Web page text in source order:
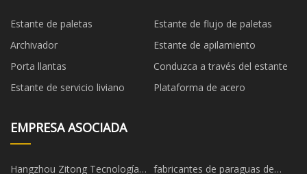
Estante de paletas
Estante de flujo de paletas
Archivador
Estante de apilamiento
Porta llantas
Conduzca a través del estante
Estante de servicio liviano
Plataforma de acero
EMPRESA ASOCIADA
Hangzhou Zitong Tecnología fabricantes de paraguas de